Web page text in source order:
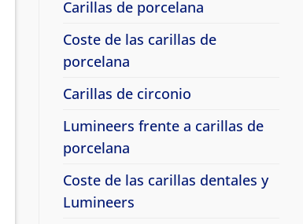
Carillas de porcelana
Coste de las carillas de
porcelana
Carillas de circonio
Lumineers frente a carillas de
porcelana
Coste de las carillas dentales y
Lumineers